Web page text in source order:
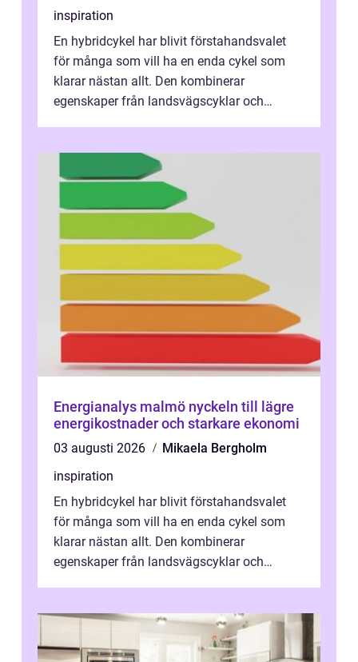
inspiration
En hybridcykel har blivit förstahandsvalet
för många som vill ha en enda cykel som
klarar nästan allt. Den kombinerar
egenskaper från landsvägscyklar och
Energianalys malmö nyckeln till lägre
energikostnader och starkare ekonomi
03 augusti 2026
Mikaela Bergholm
inspiration
En hybridcykel har blivit förstahandsvalet
för många som vill ha en enda cykel som
klarar nästan allt. Den kombinerar
egenskaper från landsvägscyklar och